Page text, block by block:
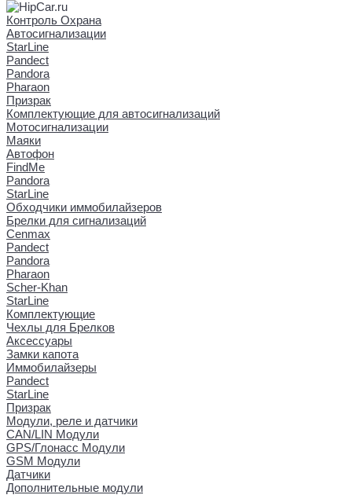
Контроль Охрана
Автосигнализации
StarLine
Pandect
Pandora
Pharaon
Призрак
Комплектующие для автосигнализаций
Мотосигнализации
Маяки
Автофон
FindMe
Pandora
StarLine
Обходчики иммобилайзеров
Брелки для сигнализаций
Cenmax
Pandect
Pandora
Pharaon
Scher-Khan
StarLine
Комплектующие
Чехлы для Брелков
Аксессуары
Замки капота
Иммобилайзеры
Pandect
StarLine
Призрак
Модули, реле и датчики
CAN/LIN Модули
GPS/Глонасс Модули
GSM Модули
Датчики
Дополнительные модули